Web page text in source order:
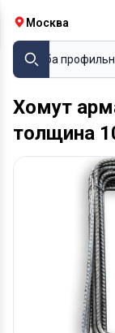
Москва
Труба профи
Хомут
толщина